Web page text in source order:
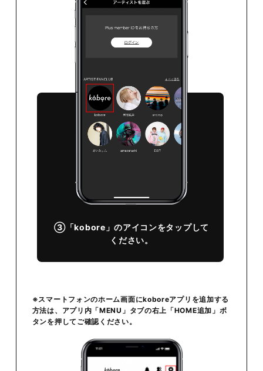
③「kobore」のアイコンをタップして
ください。
※スマートフォンのホーム画面にkoboreアプリを追加する
方法は、アプリ内「MENU」タブの右上「HOME追加」ボ
タンを押してご確認ください。